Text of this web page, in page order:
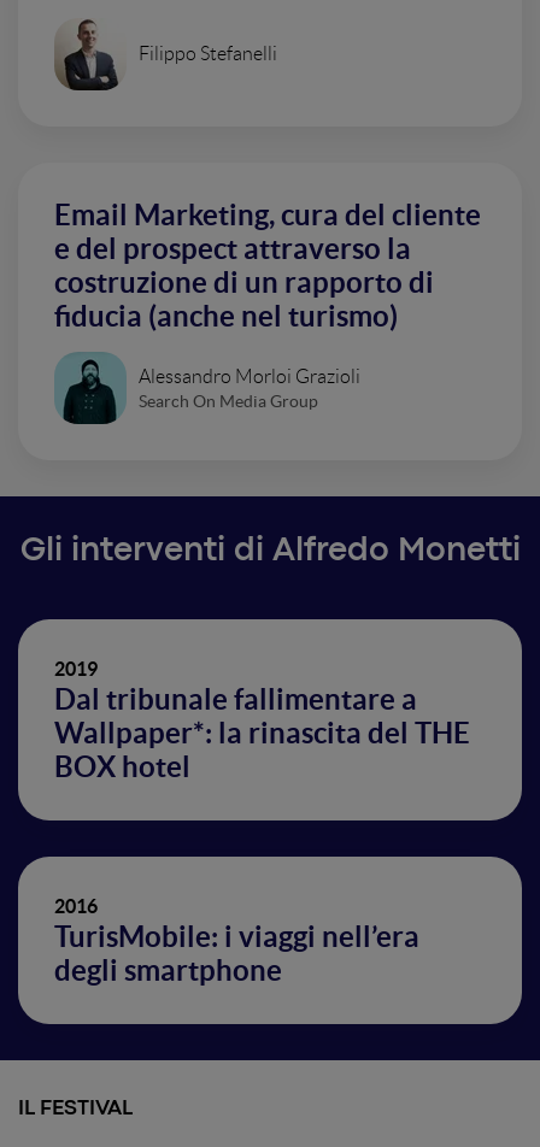
Filippo Stefanelli
Email Marketing, cura del cliente
e del prospect attraverso la
costruzione di un rapporto di
fiducia (anche nel turismo)
Alessandro Morloi Grazioli
Search On Media Group
Gli interventi di Alfredo Monetti
2019
Dal tribunale fallimentare a
Wallpaper*: la rinascita del THE
BOX hotel
2016
TurisMobile: i viaggi nell’era
degli smartphone
IL FESTIVAL